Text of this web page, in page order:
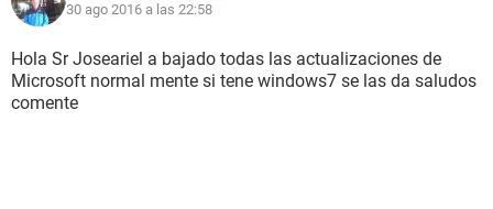
30 ago 2016 a las 22:58
Hola Sr Joseariel a bajado todas las actualizaciones de
Microsoft normal mente si tene windows7 se las da saludos
comente